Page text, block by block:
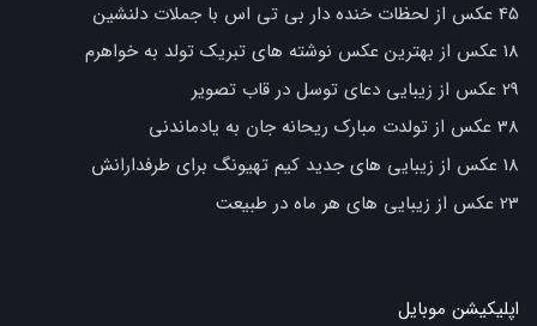
45 عکس از لحظات خنده دار بی تی اس با جملات دلنشین
18 عکس از بهترین عکس نوشته های تبریک تولد به خواهرم
29 عکس از زیبایی دعای توسل در قاب تصویر
38 عکس از تولدت مبارک ریحانه جان به یادماندنی
18 عکس از زیبایی های جدید کیم تهیونگ برای طرفدارانش
23 عکس از زیبایی های هر ماه در طبیعت
اپلیکیشن موبایل